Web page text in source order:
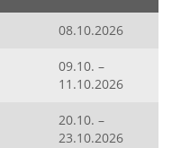
08.10.2026
09.10. –
11.10.2026
20.10. –
23.10.2026